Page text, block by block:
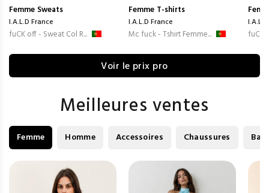
Femme Sweats
I.A.L.D France
fuCK off - Sweat Col R...
Femme T-shirts
I.A.L.D France
Mc fuck - Tshirt Femme... fuCK
Voir le prix pro
Meilleures ventes
Femme Homme Accessoires Chaussures